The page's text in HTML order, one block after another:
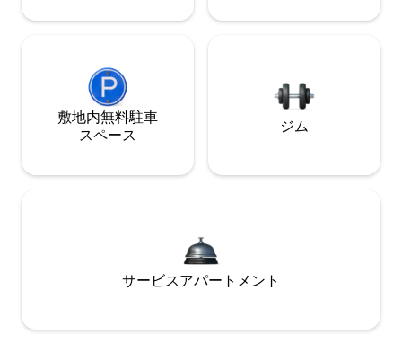
敷地内無料駐⁠車
ス⁠ペ⁠ー⁠ス
ジム
サービスアパートメント